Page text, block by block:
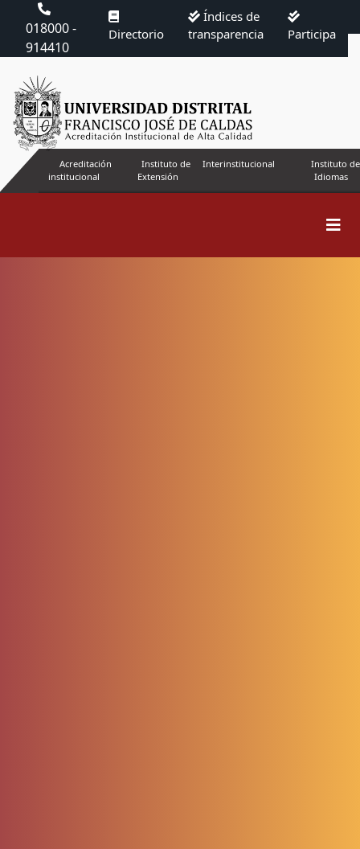
018000 -
914410
Directorio
Índices de
transparencia
Participa
Acreditación
institucional
Instituto de
Extensión
Interinstitucional
Instituto de
Idiomas